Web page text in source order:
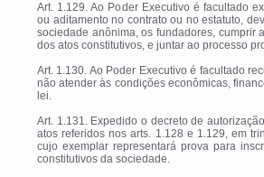
Art. 1.129. Ao Poder Executivo é facultado
ou aditamento no contrato ou no estatuto,
sociedade anônima, os fundadores, cumprir
dos atos constitutivos, e juntar ao processo
Art. 1.130. Ao Poder Executivo é facultado
não atender às condições econômicas,
lei.
Art. 1.131. Expedido o decreto de
atos referidos nos arts. 1.128 e 1.129, em
cujo exemplar representará prova para
constitutivos da sociedade.